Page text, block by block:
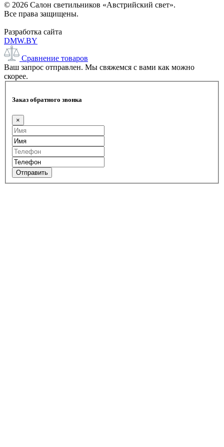
© 2026 Салон светильников «Австрийский свет».
Все права защищены.
Разработка сайта
DMW.BY
Сравнение товаров
Ваш запрос отправлен. Мы свяжемся с вами как можно
скорее.
Заказ обратного звонка
×
Отправить